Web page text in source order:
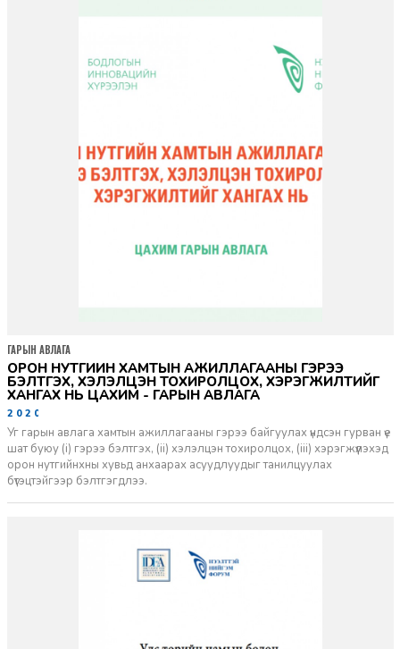
ОРОН НУТГИЙН ХАМТЫН АЖИЛЛАГААНЫ ГЭРЭЭ
БЭЛТГЭХ, ХЭЛЭЛЦЭН ТОХИРОЛЦОХ, ХЭРЭГЖИЛТИЙГ
ХАНГАХ НЬ ЦАХИМ - ГАРЫН АВЛАГА
2020-09-17
Уг гарын авлага хамтын ажиллагааны гэрээ байгуулах үндсэн гурван үе
шат буюу (i) гэрээ бэлтгэх, (ii) хэлэлцэн тохиролцох, (iii) хэрэгжүүлэхэд
орон нутгийнхны хувьд анхаарах асуудлуудыг танилцуулах
бүтэцтэйгээр бэлтгэгдлээ.
ГАРЫН АВЛАГА